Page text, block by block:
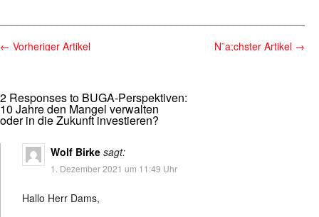
← Vorheriger Artikel N¨a;chster Artikel →
2 Responses to BUGA-Perspektiven:
10 Jahre den Mangel verwalten
oder in die Zukunft investieren?
Wolf Birke sagt:
1. Dezember 2021 um 11:49 Uhr
Hallo Herr Dams,